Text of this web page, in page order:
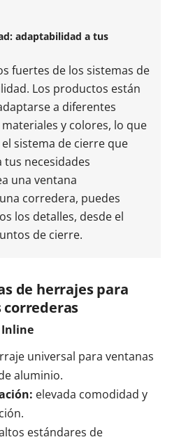
adaptabilidad a tus
fuertes de los sistemas de
Los productos están
a diferentes
y colores, lo que
sistema de cierre que
tus necesidades
una ventana
corredera, puedes
los detalles, desde el
de cierre.
de herrajes para
Inline
universal para ventanas
aluminio.
elevada comodidad y
estándares de